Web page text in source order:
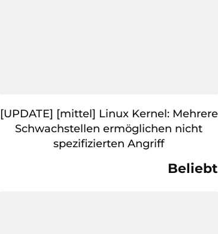
[UPDATE] [mittel] Linux Kernel: Mehrere
Schwachstellen ermöglichen nicht
spezifizierten Angriff